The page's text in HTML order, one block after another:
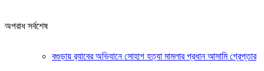
অপরাধ সর্বশেষ
‎বগুড়ায় র‍্যাবের অভিযানে সোহাগ হত্যা মামলার প্রধান আসামি গ্রেপ্তার